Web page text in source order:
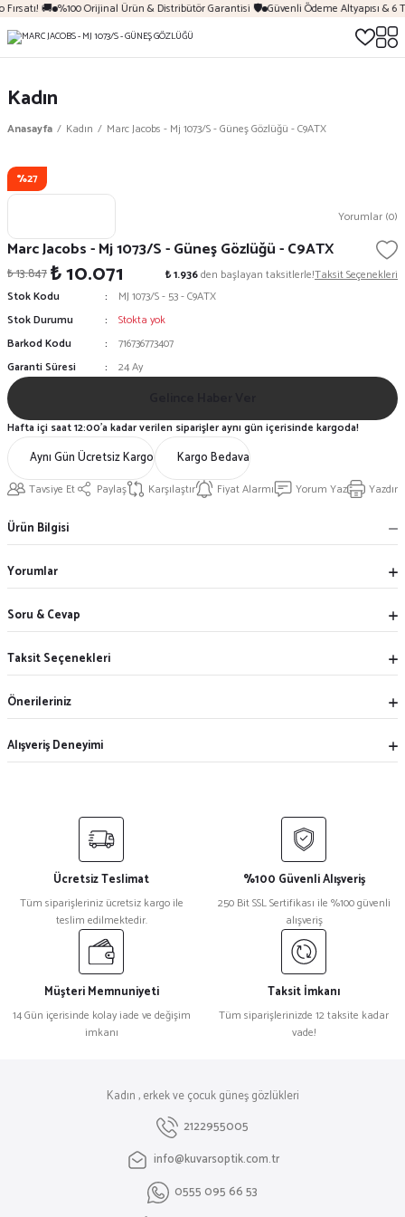
🚚 %100 Orijinal Ürün & Distribütör Garantisi 🛡️ Güvenli Ödeme Altyapısı & 6
Kadın
Anasayfa Kadın Marc Jacobs - Mj 1073/S - Güneş Gözlüğü - C9ATX
%27
Yorumlar (0)
Marc Jacobs - Mj 1073/S - Güneş Gözlüğü - C9ATX
₺ 13.847₺ 10.071 ₺ 1.936den başlayan taksitlerle!Taksit Seçenekleri
Stok Kodu
MJ 1073/S - 53 - C9ATX
Stok Durumu
Stokta yok
Barkod Kodu
716736773407
Garanti Süresi
24 Ay
Aynı Gün Ücretsiz Kargo Kargo Bedava
Tavsiye Et Paylaş Karşılaştır Fiyat Alarmı Yorum Yaz Yazdır
Hafta içi saat 12:00'a kadar verilen siparişler aynı gün içerisinde kargoda!
Ürün Bilgisi
Yorumlar
Soru & Cevap
Taksit Seçenekleri
Önerileriniz
Alışveriş Deneyimi
Ücretsiz Teslimat
Tüm siparişleriniz ücretsiz kargo ile
teslim edilmektedir.
%100 Güvenli Alışveriş
250 Bit SSL Sertifikası ile %100 güvenli
alışveriş
Müşteri Memnuniyeti
14 Gün içerisinde kolay iade ve değişim
imkanı
Taksit İmkanı
Tüm siparişlerinizde 12 taksite kadar
vade!
Kadın , erkek ve çocuk güneş gözlükleri
2122955005
info@kuvarsoptik.com.tr
0555 095 66 53